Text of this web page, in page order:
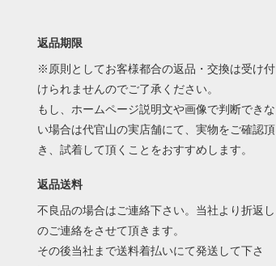
返品期限
※原則としてお客様都合の返品・交換は受け付
けられませんのでご了承ください。
もし、ホームページ説明文や画像で判断できな
い場合は代官山の実店舗にて、実物をご確認頂
き、試着して頂くことをおすすめします。
返品送料
不良品の場合はご連絡下さい。当社より折返し
のご連絡をさせて頂きます。
その後当社まで送料着払いにて発送して下さ